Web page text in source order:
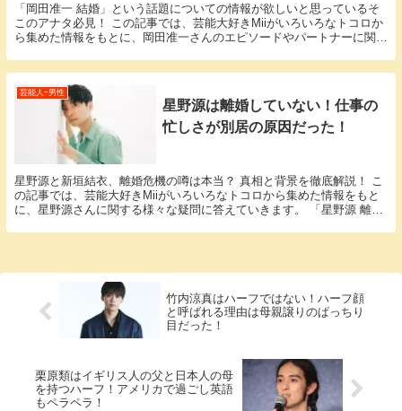
「岡田准一 結婚」という話題についての情報が欲しいと思っているそ
このアナタ必見！ この記事では、芸能大好きMiiがいろいろなトコロか
ら集めた情報をもとに、岡田准一さんのエピソードやパートナーに関す
芸能人ｰ男性
星野源は離婚していない！仕事の
忙しさが別居の原因だった！
星野源と新垣結衣、離婚危機の噂は本当？ 真相と背景を徹底解説！ こ
の記事では、芸能大好きMiiがいろいろなトコロから集めた情報をもと
に、星野源さんに関する様々な疑問に答えていきます。 「星野源 離
竹内涼真はハーフではない！ハーフ顔
と呼ばれる理由は母親譲りのぱっちり
目だった！
栗原類はイギリス人の父と日本人の母
を持つハーフ！アメリカで過ごし英語
もペラペラ！